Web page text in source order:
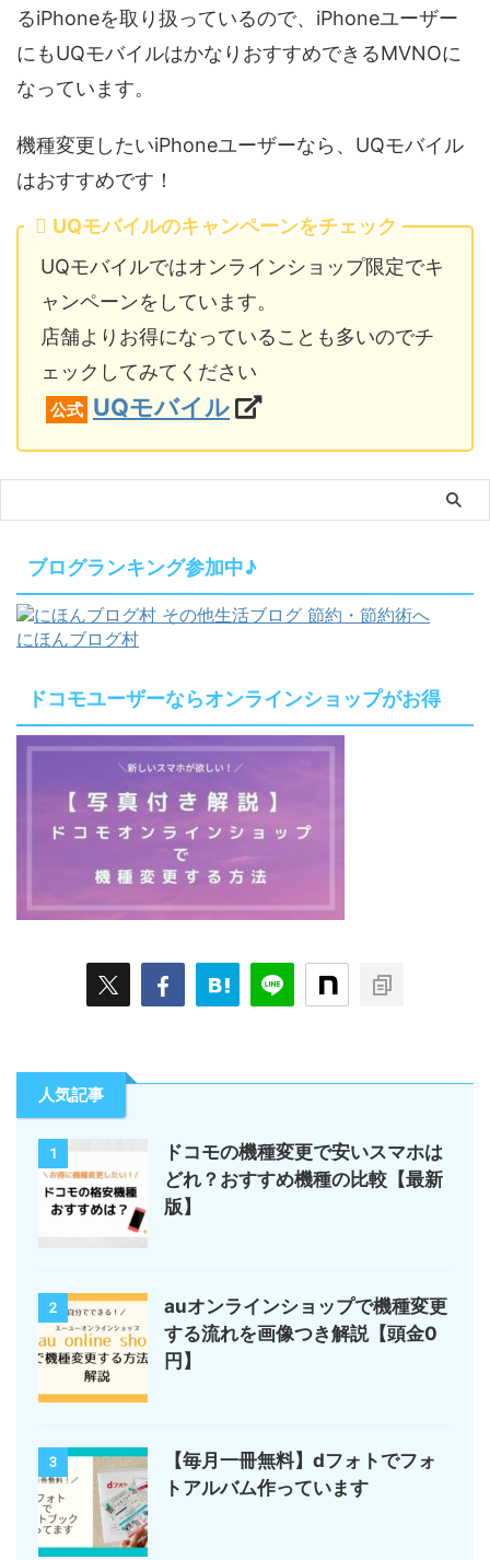
るiPhoneを取り扱っているので、iPhoneユーザー
にもUQモバイルはかなりおすすめできるMVNOに
なっています。
機種変更したいiPhoneユーザーなら、UQモバイル
はおすすめです！
UQモバイルのキャンペーンをチェック
UQモバイルではオンラインショップ限定でキ
ャンペーンをしています。
店舗よりお得になっていることも多いのでチ
ェックしてみてください
公式 UQモバイル
ブログランキング参加中♪
にほんブログ村
ドコモユーザーならオンラインショップがお得
人気記事
1
ドコモの機種変更で安いスマホは
どれ？おすすめ機種の比較【最新
版】
2
auオンラインショップで機種変更
する流れを画像つき解説【頭金0
円】
3
【毎月一冊無料】dフォトでフォ
トアルバム作っています